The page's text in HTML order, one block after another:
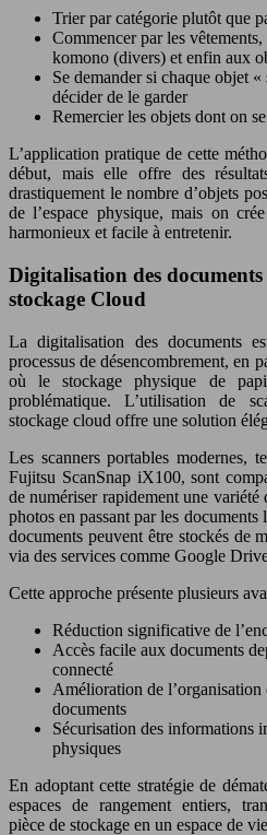
Trier par catégorie plutôt que
Commencer par les
komono (divers) et enfin aux
Se demander si chaque objet
décider de le garder
Remercier les objets dont on
L’application pratique de cette
début, mais elle offre des
drastiquement le nombre d’objets
de l’espace physique, mais on
harmonieux et facile à entretenir.
Digitalisation des
stockage Cloud
La digitalisation des documents
processus de désencombrement, en
où le stockage physique de
problématique. L’utilisation de
stockage cloud offre une solution
Les scanners portables
Fujitsu ScanSnap iX100, sont
de numériser rapidement une variété
photos en passant par les
documents peuvent être stockés de
via des services comme Google
Cette approche présente plusieurs
Réduction significative de
Accès facile aux documents
connecté
Amélioration de l’organisation
documents
Sécurisation des informations
physiques
En adoptant cette stratégie de
espaces de rangement entiers,
pièce de stockage en un espace de